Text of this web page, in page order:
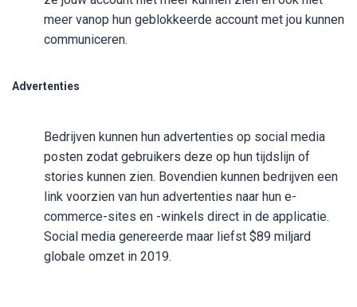
meer vanop hun geblokkeerde account met jou kunnen
communiceren.
Advertenties
Bedrijven kunnen hun advertenties op social media
posten zodat gebruikers deze op hun tijdslijn of
stories kunnen zien. Bovendien kunnen bedrijven een
link voorzien van hun advertenties naar hun e-
commerce-sites en -winkels direct in de applicatie.
Social media genereerde maar liefst $89 miljard
globale omzet in 2019.